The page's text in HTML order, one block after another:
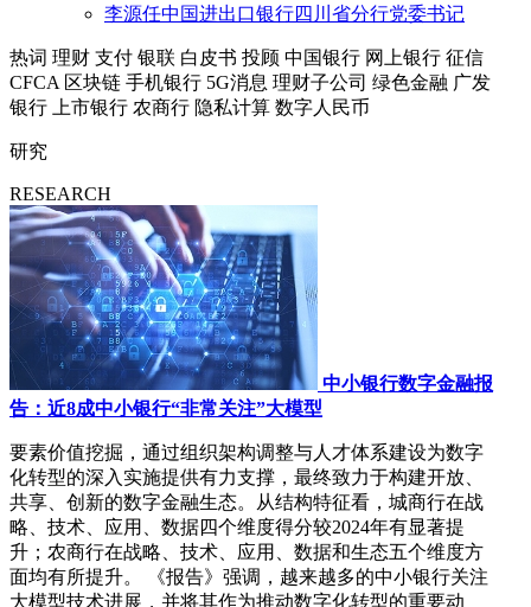
李源任中国进出口银行四川省分行党委书记
热词 理财 支付 银联 白皮书 投顾 中国银行 网上银行 征信
CFCA 区块链 手机银行 5G消息 理财子公司 绿色金融 广发
银行
上市银行 农商行 隐私计算 数字人民币
研究
RESEARCH
中小银行数字金融报
告：近8成中小银行“非常关注”大模型
要素价值挖掘，通过组织架构调整与人才体系建设为数字
化转型的深入实施提供有力支撑，最终致力于构建开放、
共享、创新的数字金融生态。从结构特征看，城商行在战
略、技术、应用、数据四个维度得分较2024年有显著提
升；农商行在战略、技术、应用、数据和生态五个维度方
面均有所提升。 《报告》强调，越来越多的中小银行关注
大模型技术进展，并将其作为推动数字化转型的重要动